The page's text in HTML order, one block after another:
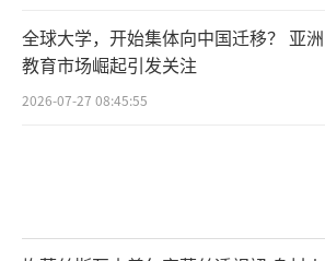
全球大学，开始集体向中国迁移？ 亚洲
教育市场崛起引发关注
2026-07-27 08:45:55